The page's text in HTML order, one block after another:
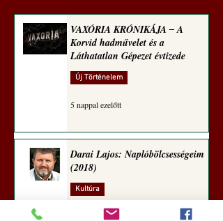
Hedvig posztajánlója)
VAXÓRIA KRÓNIKÁJA ‒ A
Korvid hadművelet és a
Láthatatlan Gépezet évtizede
Új Történelem
5 nappal ezelőtt
Darai Lajos: Naplóbölcsességeim
(2018)
Kultúra